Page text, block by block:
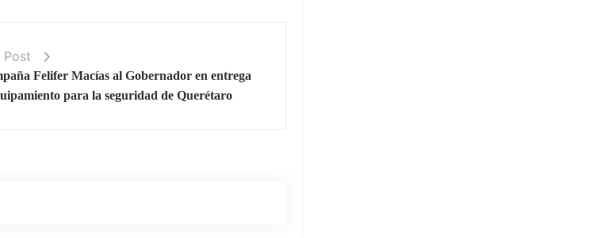
Post
Felifer Macías al Gobernador en entrega
para la seguridad de Querétaro